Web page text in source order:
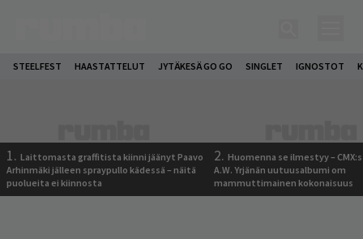
STEELFEST HAASTATTELUT JYTÄKESÄ GO GO SINGLET IGNOSTOT
1. Laittomasta graffitista kiinni jäänyt Paavo
Arhinmäki jälleen spraypullo kädessä – näitä
puolueita ei kiinnosta
2. Huomenna se ilmestyy –
A.W. Yrjänän uutuusalbumi om
mammuttimainen kokonaisuus